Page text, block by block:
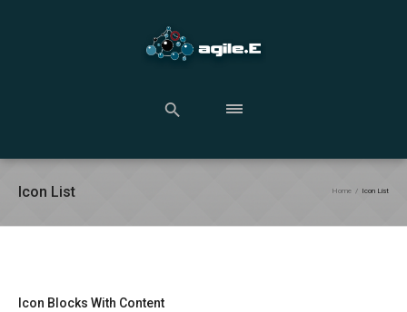
Icon List Home / Icon List
Icon Blocks With Content